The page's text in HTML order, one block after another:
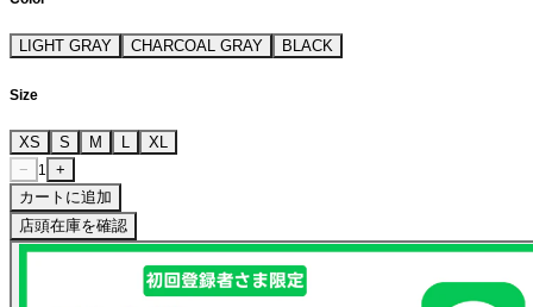
LIGHT GRAY CHARCOAL GRAY BLACK
Size
XS S M L
XL
−
1
+
カートに追加
店頭在庫を確認